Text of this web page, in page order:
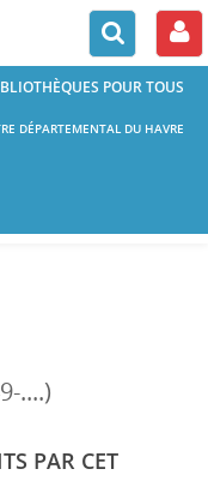
POUR TOUS
DÉPARTEMENTAL DU HAVRE
....)
PAR CET